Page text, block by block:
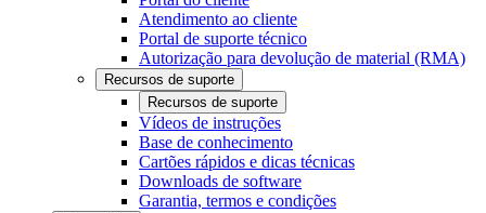
Atendimento ao cliente
Portal de suporte técnico
Autorização para devolução de material (RMA)
Recursos de suporte
Recursos de suporte
Vídeos de instruções
Base de conhecimento
Cartões rápidos e dicas técnicas
Downloads de software
Garantia, termos e condições